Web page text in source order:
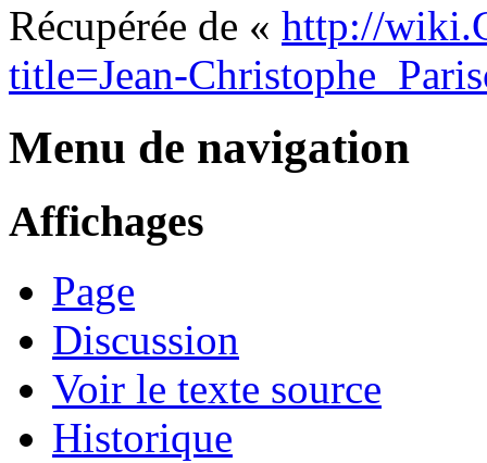
Récupérée de « http://
title=Jean-
Menu de navigation
Affichages
Page
Discussion
Voir le texte source
Historique